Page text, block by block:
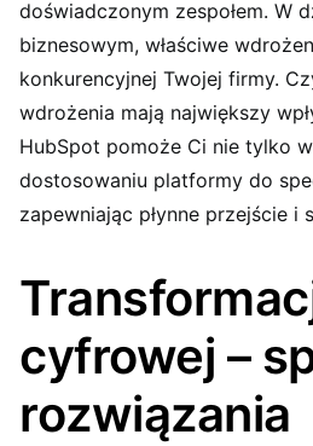
doświadczonym zespołem. W
biznesowym, właściwe
konkurencyjnej Twojej firmy.
wdrożenia mają największy
HubSpot pomoże Ci nie tylko
dostosowaniu platformy do
zapewniając płynne przejście
cyfrowej –
rozwiązania